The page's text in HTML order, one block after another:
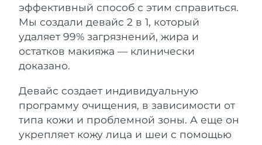
эффективный способ с этим справиться.
Мы создали девайс 2 в 1, который
удаляет 99% загрязнений, жира и
остатков макияжа — клинически
доказано.
Девайс создает индивидуальную
программу очищения, в зависимости от
типа кожи и проблемной зоны. А еще он
укрепляет кожу лица и шеи с помощью
LUNA™ 4 Plus
Massage, LED heating
LUNA™ 4 Men
For men, anti-aging massage
BEAR™ 2 go
Microcurrent toning on-the-go
BEAR™ 2 eyes & lips
Microcurrent line smoothing device
Увлажнение
UFO™ 3 набор
UFO™ 3 LED
Near-infrared and red light therapy
device
Забота о полости рта
issa™ 4
issa™ 4 plus
Smart hybrid silicone sonic toothbrush
FAQ™ АНТИВОЗРАСТНОЙ УХОД
Омоложение LED-процедуры
Бахрейн
11/08/2026
Бельгия
Ожидаемая дата доставки
Босния и
Герцеговина
Ожидаемая дата доставки
13/08/2026